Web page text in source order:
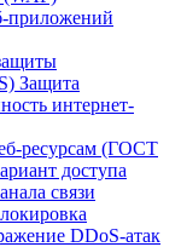
приложений
Защита
интернет-
ресурсам (ГОСТ
доступа
связи
DDoS‑атак